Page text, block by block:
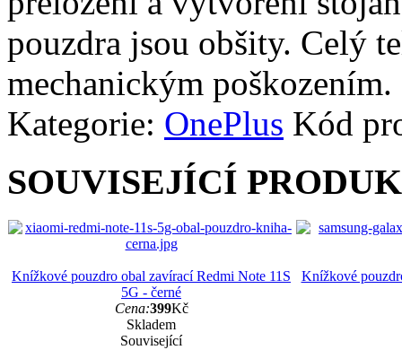
pouzdra jsou obšity. Celý
mechanickým poškozením.
Kategorie: OnePlus Kód
SOUVISEJÍCÍ
Knížkové pouzdro obal zavírací Redmi Note 11S
5G - černé
Cena:399Kč
Skladem
Související
Knížkové